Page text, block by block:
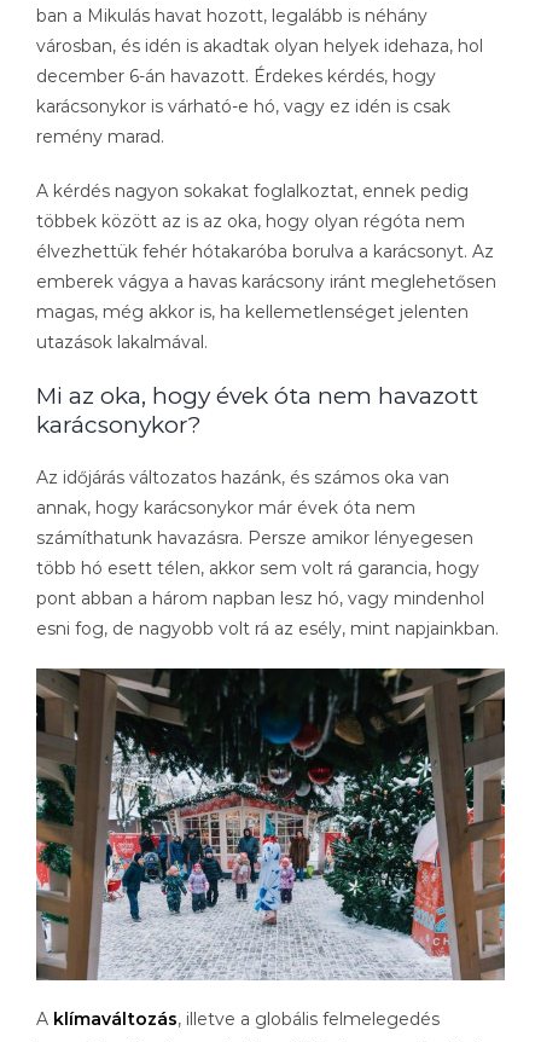
ban a Mikulás havat hozott, legalább is néhány
városban, és idén is akadtak olyan helyek idehaza, hol
december 6-án havazott. Érdekes kérdés, hogy
karácsonykor is várható-e hó, vagy ez idén is csak
remény marad.
A kérdés nagyon sokakat foglalkoztat, ennek pedig
többek között az is az oka, hogy olyan régóta nem
élvezhettük fehér hótakaróba borulva a karácsonyt. Az
emberek vágya a havas karácsony iránt meglehetősen
magas, még akkor is, ha kellemetlenséget jelenten
utazások lakalmával.
Mi az oka, hogy évek óta nem havazott
karácsonykor?
Az időjárás változatos hazánk, és számos oka van
annak, hogy karácsonykor már évek óta nem
számíthatunk havazásra. Persze amikor lényegesen
több hó esett télen, akkor sem volt rá garancia, hogy
pont abban a három napban lesz hó, vagy mindenhol
esni fog, de nagyobb volt rá az esély, mint napjainkban.
A klímaváltozás, illetve a globális felmelegedés